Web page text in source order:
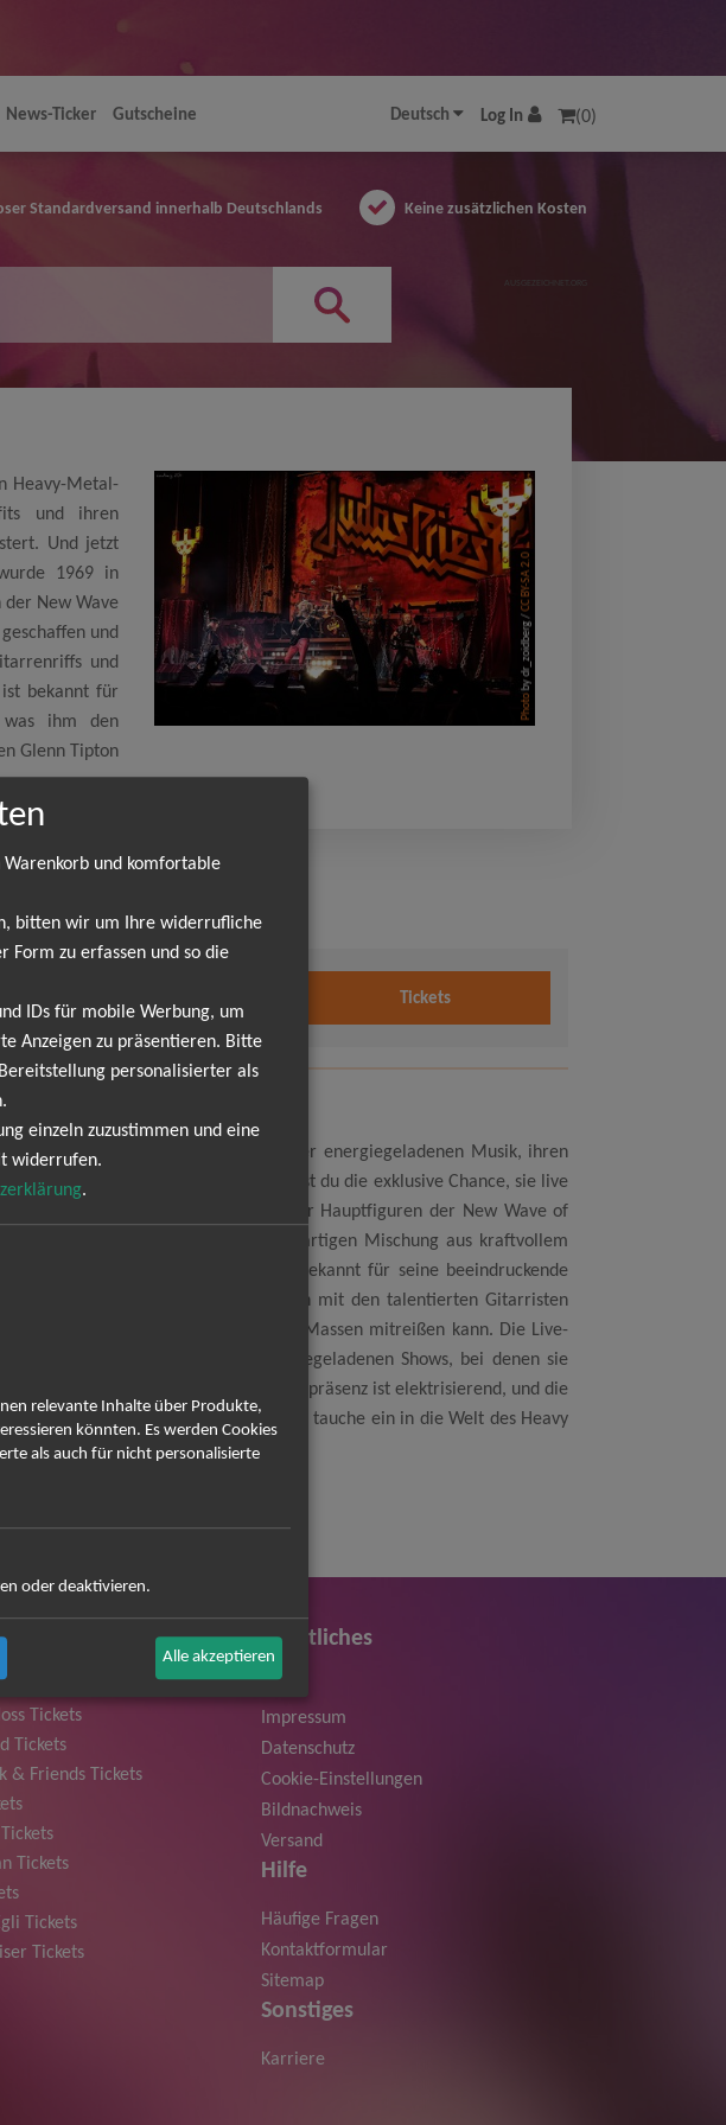
Deutsch Log In (0)
News-Ticker Gutscheine
Standardversand innerhalb Deutschlands Keine zusätzlichen Kosten
Heavy-Metal-
und ihren
Und jetzt
1969 in
New Wave
und
und
bekannt für
was ihm den
Glenn Tipton
Photo
by dr_zoidberg /
CC BY-SA 2.0
19:00 Uhr
Tickets
Metal-Bands aller Zeiten! Mit ihrer energiegeladenen Musik, ihren
weltweit begeistert. Und jetzt hast du die exklusive Chance, sie live
entwickelte sich schnell zu einer der Hauptfiguren der New Wave of
und das Genre mit ihrer einzigartigen Mischung aus kraftvollem
Frontmann der Band, ist bekannt für seine beeindruckende
God" eingebracht hat. Zusammen mit den talentierten Gitarristen
erschaffen sie einen Sound, der die Massen mitreißen kann. Die Live-
Band ist berühmt für ihre energiegeladenen Shows, bei denen sie
Eye" zum Besten geben. Ihre Bühnenpräsenz ist elektrisierend, und die
kommende Judas Priest Konzert und tauche ein in die Welt des Heavy
Tickets
Tickets
Tickets
& Friends Tickets
Tickets
Tickets
Tickets
Rechtliches
Impressum
Datenschutz
Cookie-Einstellungen
Bildnachweis
Versand
Hilfe
Häufige Fragen
Kontaktformular
Sitemap
Sonstiges
Karriere
und komfortable
bitten wir um Ihre widerrufliche
Form zu erfassen und so die
IDs für mobile Werbung, um
Anzeigen zu präsentieren. Bitte
personalisierter als
einzeln zuzustimmen und eine
widerrufen.
.
relevante Inhalte über Produkte,
könnten. Es werden Cookies
als auch für nicht personalisierte
oder deaktivieren.
Alle akzeptieren